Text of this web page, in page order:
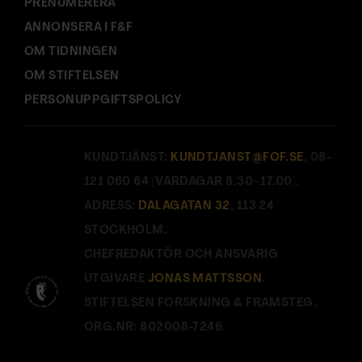
PRENUMERERA
ANNONSERA I F&F
OM TIDNINGEN
OM STIFTELSEN
PERSONUPPGIFTSPOLICY
KUNDTJÄNST: KUNDTJANST@FOF.SE , 08-
121 060 64 (VARDAGAR 8.30–17.00).
ADRESS: DALAGATAN 32 , 113 24
STOCKHOLM.
CHEFREDAKTÖR OCH ANSVARIG
UTGIVARE JONAS MATTSSON.
STIFTELSEN FORSKNING & FRAMSTEG.
ORG.NR: 802008-7246.